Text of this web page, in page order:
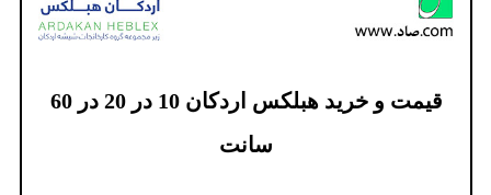
قیمت و خرید هبلکس اردکان 10 در 20 در 60
سانت